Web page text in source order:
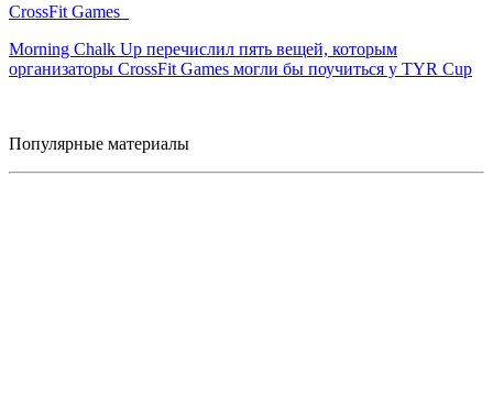
CrossFit Games
Morning Chalk Up перечислил пять вещей, которым
организаторы CrossFit Games могли бы поучиться у TYR Cup
Популярные материалы